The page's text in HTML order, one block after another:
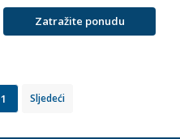
Zatražite ponudu
1 Sljedeći